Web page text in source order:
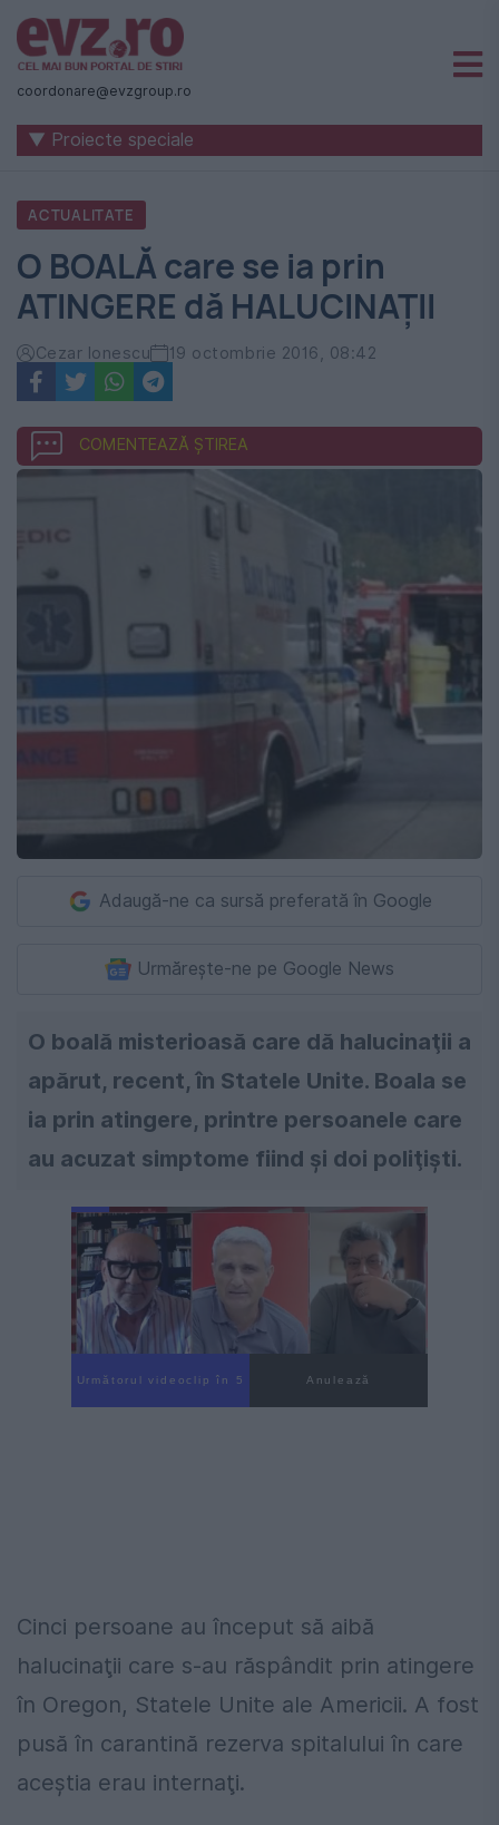
Știri
naționale
internaționale
România
-
Evenimentul
Zilei
coordonare@evzgroup.ro
▼ Proiecte speciale
ACTUALITATE
O BOALĂ care se ia prin
ATINGERE dă HALUCINAŢII
Cezar Ionescu 19 octombrie 2016, 08:42
COMENTEAZĂ ȘTIREA
Adaugă-ne ca sursă preferată în Google
Urmărește-ne pe Google News
O boală misterioasă care dă halucinaţii a
apărut, recent, în Statele Unite. Boala se
ia prin atingere, printre persoanele care
au acuzat simptome fiind şi doi poliţişti.
Următorul videoclip în 4 Anulează
Cinci persoane au început să aibă
halucinaţii care s-au răspândit prin atingere
în Oregon, Statele Unite ale Americii. A fost
pusă în carantină rezerva spitalului în care
aceştia erau internaţi.